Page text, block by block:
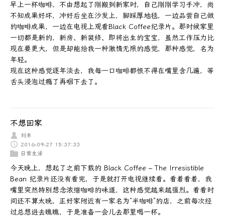
早上一杯咖啡，不由想起了刚搬到新家时，自己刚刚学习手冲，尚
不知成果好坏，冲好后坐在沙发上，脚踩厚地毯，一边品尝自己做
的咖啡成果，一边在电视上观看Black Coffee纪录片。那时候家里
一切都是新的，新房、新装修、即将出生的宝宝，虽然工作压力比
现在要更大，但是却能给我一种激情无限的感觉，那种感觉，名为
年轻。
现在这种感觉逐年淡去，我每一口咖啡都恨不得在嘴里含几遍，等
舌头浸泡过瘾了再咽下去了。
不想回家
刘丰
2016-09-27 15:37:33
日常生活
今天晚上，想起了之前下载的 Black Coffee – The Irresistible
Bean 纪录片还没有看完，于是就打开电视继续看。看着看着，我
嘴里突然特别想念浓缩咖啡的味道，这种感觉越来越强烈。看看时
间还不算太晚，正好家附近有一家名为“半咖啡”的店，之前每次经
过总想进去瞧瞧，于是准备一会儿去那里喝一杯。